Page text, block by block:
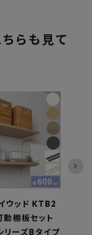
らも見て
ウッド KTB2
棚板セット
リーズBタイプ